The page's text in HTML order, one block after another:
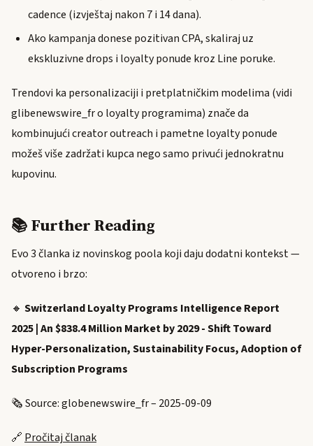
cadence (izvještaj nakon 7 i 14 dana).
Ako kampanja donese pozitivan CPA, skaliraj uz
ekskluzivne drops i loyalty ponude kroz Line poruke.
Trendovi ka personalizaciji i pretplatničkim modelima (vidi
glibenewswire_fr o loyalty programima) znače da
kombinujući creator outreach i pametne loyalty ponude
možeš više zadržati kupca nego samo privući jednokratnu
kupovinu.
📚 Further Reading
Evo 3 članka iz novinskog poola koji daju dodatni kontekst —
otvoreno i brzo:
🔸 Switzerland Loyalty Programs Intelligence Report
2025 | An $838.4 Million Market by 2029 - Shift Toward
Hyper-Personalization, Sustainability Focus, Adoption of
Subscription Programs
🗞️ Source: globenewswire_fr – 2025-09-09
🔗 Pročitaj članak